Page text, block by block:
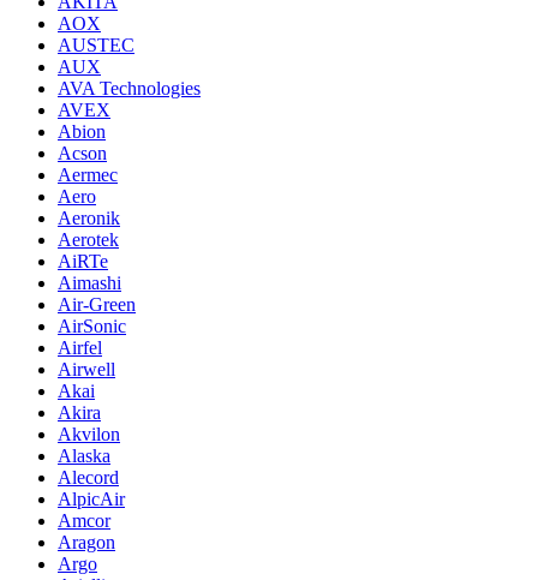
AOX
AUSTEC
AUX
AVA Technologies
AVEX
Abion
Acson
Aermec
Aero
Aeronik
Aerotek
AiRTe
Aimashi
Air-Green
AirSonic
Airfel
Airwell
Akai
Akira
Akvilon
Alaska
Alecord
AlpicAir
Amcor
Aragon
Argo